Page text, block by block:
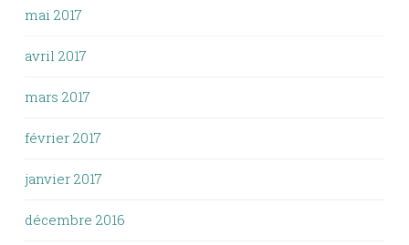
mai 2017
avril 2017
mars 2017
février 2017
janvier 2017
décembre 2016